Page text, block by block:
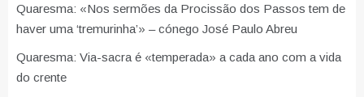
Quaresma: «Nos sermões da Procissão dos Passos tem de
haver uma ‘tremurinha’» – cónego José Paulo Abreu
Quaresma: Via-sacra é «temperada» a cada ano com a vida
do crente